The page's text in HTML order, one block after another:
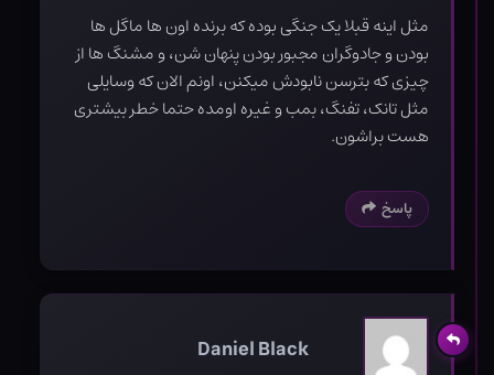
مثل اینه قبلا یک جنگی بوده که برنده اون ها ماگل ها
بودن و جادوگران مجبور بودن پنهان شن، و مشنگ ها از
چیزی که بترسن نابودش میکنن، اونم الان که وسایلی
مثل تانک، تفنگ، بمب و غیره اومده حتما خطر بیشتری
هست براشون.
پاسخ
Daniel Black